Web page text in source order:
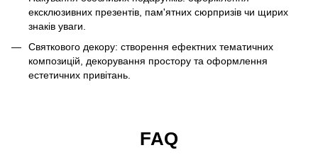
ексклюзивних презентів, пам'ятних сюрпризів чи щирих
знаків уваги.
Святкового декору: створення ефектних тематичних
композицій, декорування простору та оформлення
естетичних привітань.
FAQ